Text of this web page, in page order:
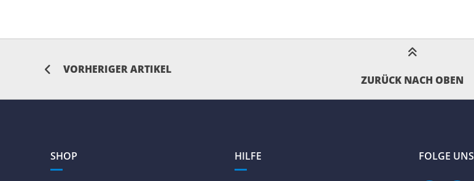
VORHERIGER ARTIKEL
ZURÜCK NACH OBEN
SHOP HILFE FOLGE UNS